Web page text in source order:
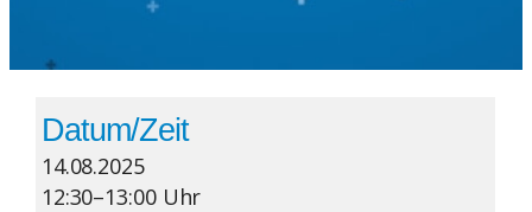
Datum/Zeit
14.08.2025
12:30–13:00 Uhr